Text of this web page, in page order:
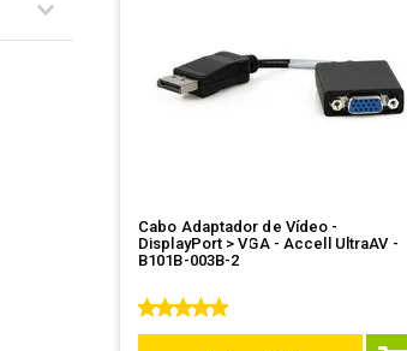
Cabo Adaptador de Vídeo -
DisplayPort > VGA - Accell UltraAV -
B101B-003B-2